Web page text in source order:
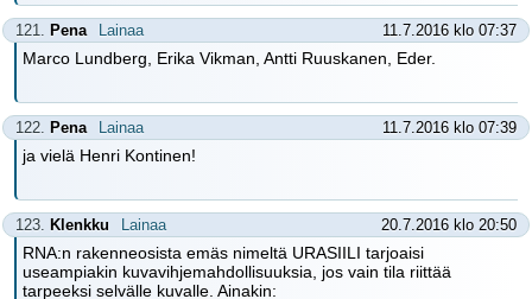
121. Pena Lainaa 11.7.2016 klo 07:37
Marco Lundberg, Erika Vikman, Antti Ruuskanen, Eder.
122. Pena Lainaa 11.7.2016 klo 07:39
ja vielä Henri Kontinen!
123. Klenkku Lainaa 20.7.2016 klo 20:50
RNA:n rakenneosista emäs nimeltä URASIILI tarjoaisi
useampiakin kuvavihjemahdollisuuksia, jos vain tila riittää
tarpeeksi selvälle kuvalle. Ainakin: